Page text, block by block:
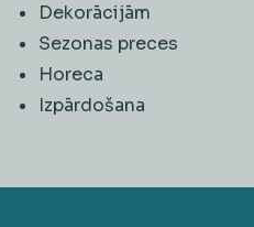
Dekorācijām
Sezonas preces
Horeca
​Izpārdošana